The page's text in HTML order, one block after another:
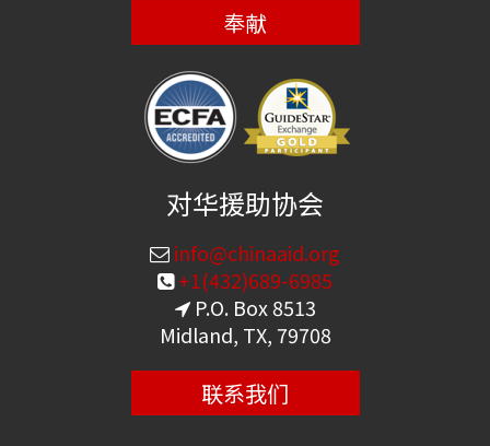
奉献
对华援助协会
info@chinaaid.org
+1(432)689-6985
P.O. Box 8513
Midland, TX, 79708
联系我们